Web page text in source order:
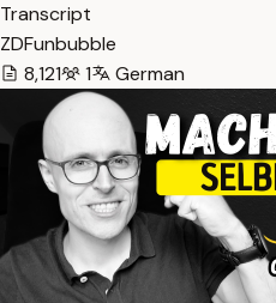
Transcript
ZDFunbubble
8,121
1 German